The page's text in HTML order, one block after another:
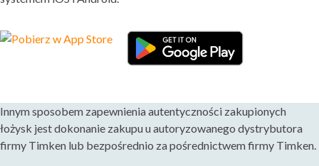
SPRZĘGŁA
TORSIONAL CONTROL SPRZĘGŁA
Innym sposobem zapewnienia autentyczności zakupionych
łożysk jest dokonanie zakupu u autoryzowanego dystrybutora
firmy Timken lub bezpośrednio za pośrednictwem firmy Timken.